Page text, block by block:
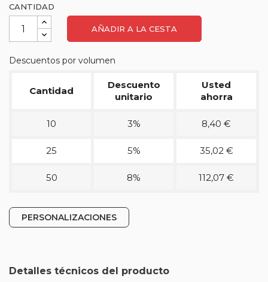
CANTIDAD
AÑADIR A LA CESTA
Descuentos por volumen
Cantidad
Descuento
unitario
Usted
ahorra
10 3% 8,40 €
25 5% 35,02 €
50 8% 112,07 €
PERSONALIZACIONES
Detalles técnicos del producto